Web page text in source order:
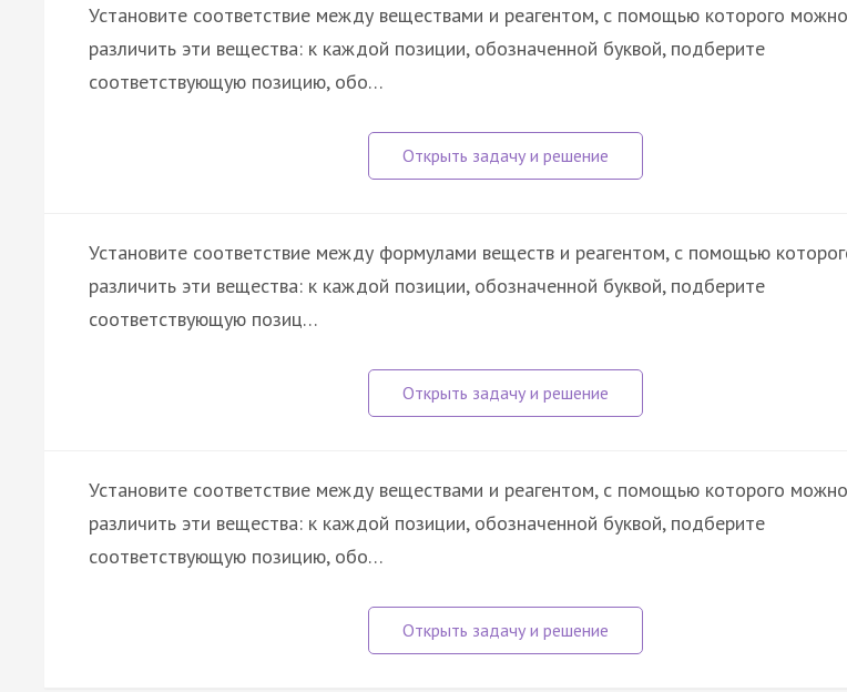
Установите соответствие между веществами и реагентом, с помощью которого можно
различить эти вещества: к каждой позиции, обозначенной буквой, подберите
соответствующую позицию, обо…
Установите соответствие между формулами веществ и реагентом, с помощью
различить эти вещества: к каждой позиции, обозначенной буквой, подберите
соответствующую позиц…
Установите соответствие между веществами и реагентом, c помощью которого можно
различить эти вещества: к каждой позиции, обозначенной буквой, подберите
соответствующую позицию, обо…